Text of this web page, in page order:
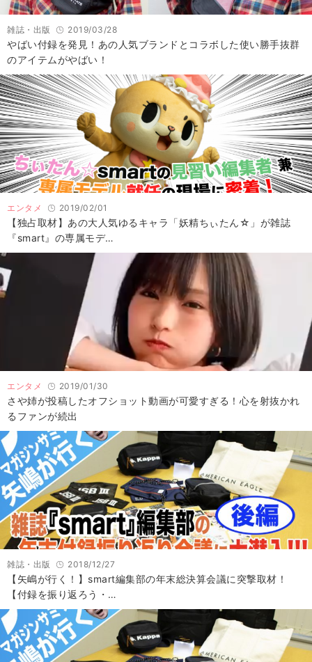
雑誌・出版 2019/03/28
やばい付録を発見！あの人気ブランドとコラボした使い勝手抜群
のアイテムがやばい！
エンタメ 2019/02/01
【独占取材】あの大人気ゆるキャラ「妖精ちぃたん☆」が雑誌
『smart』の専属モデ…
エンタメ 2019/01/30
さや姉が投稿したオフショット動画が可愛すぎる！心を射抜かれ
るファンが続出
雑誌・出版 2018/12/27
【矢嶋が行く！】smart編集部の年末総決算会議に突撃取材！
【付録を振り返ろう・…